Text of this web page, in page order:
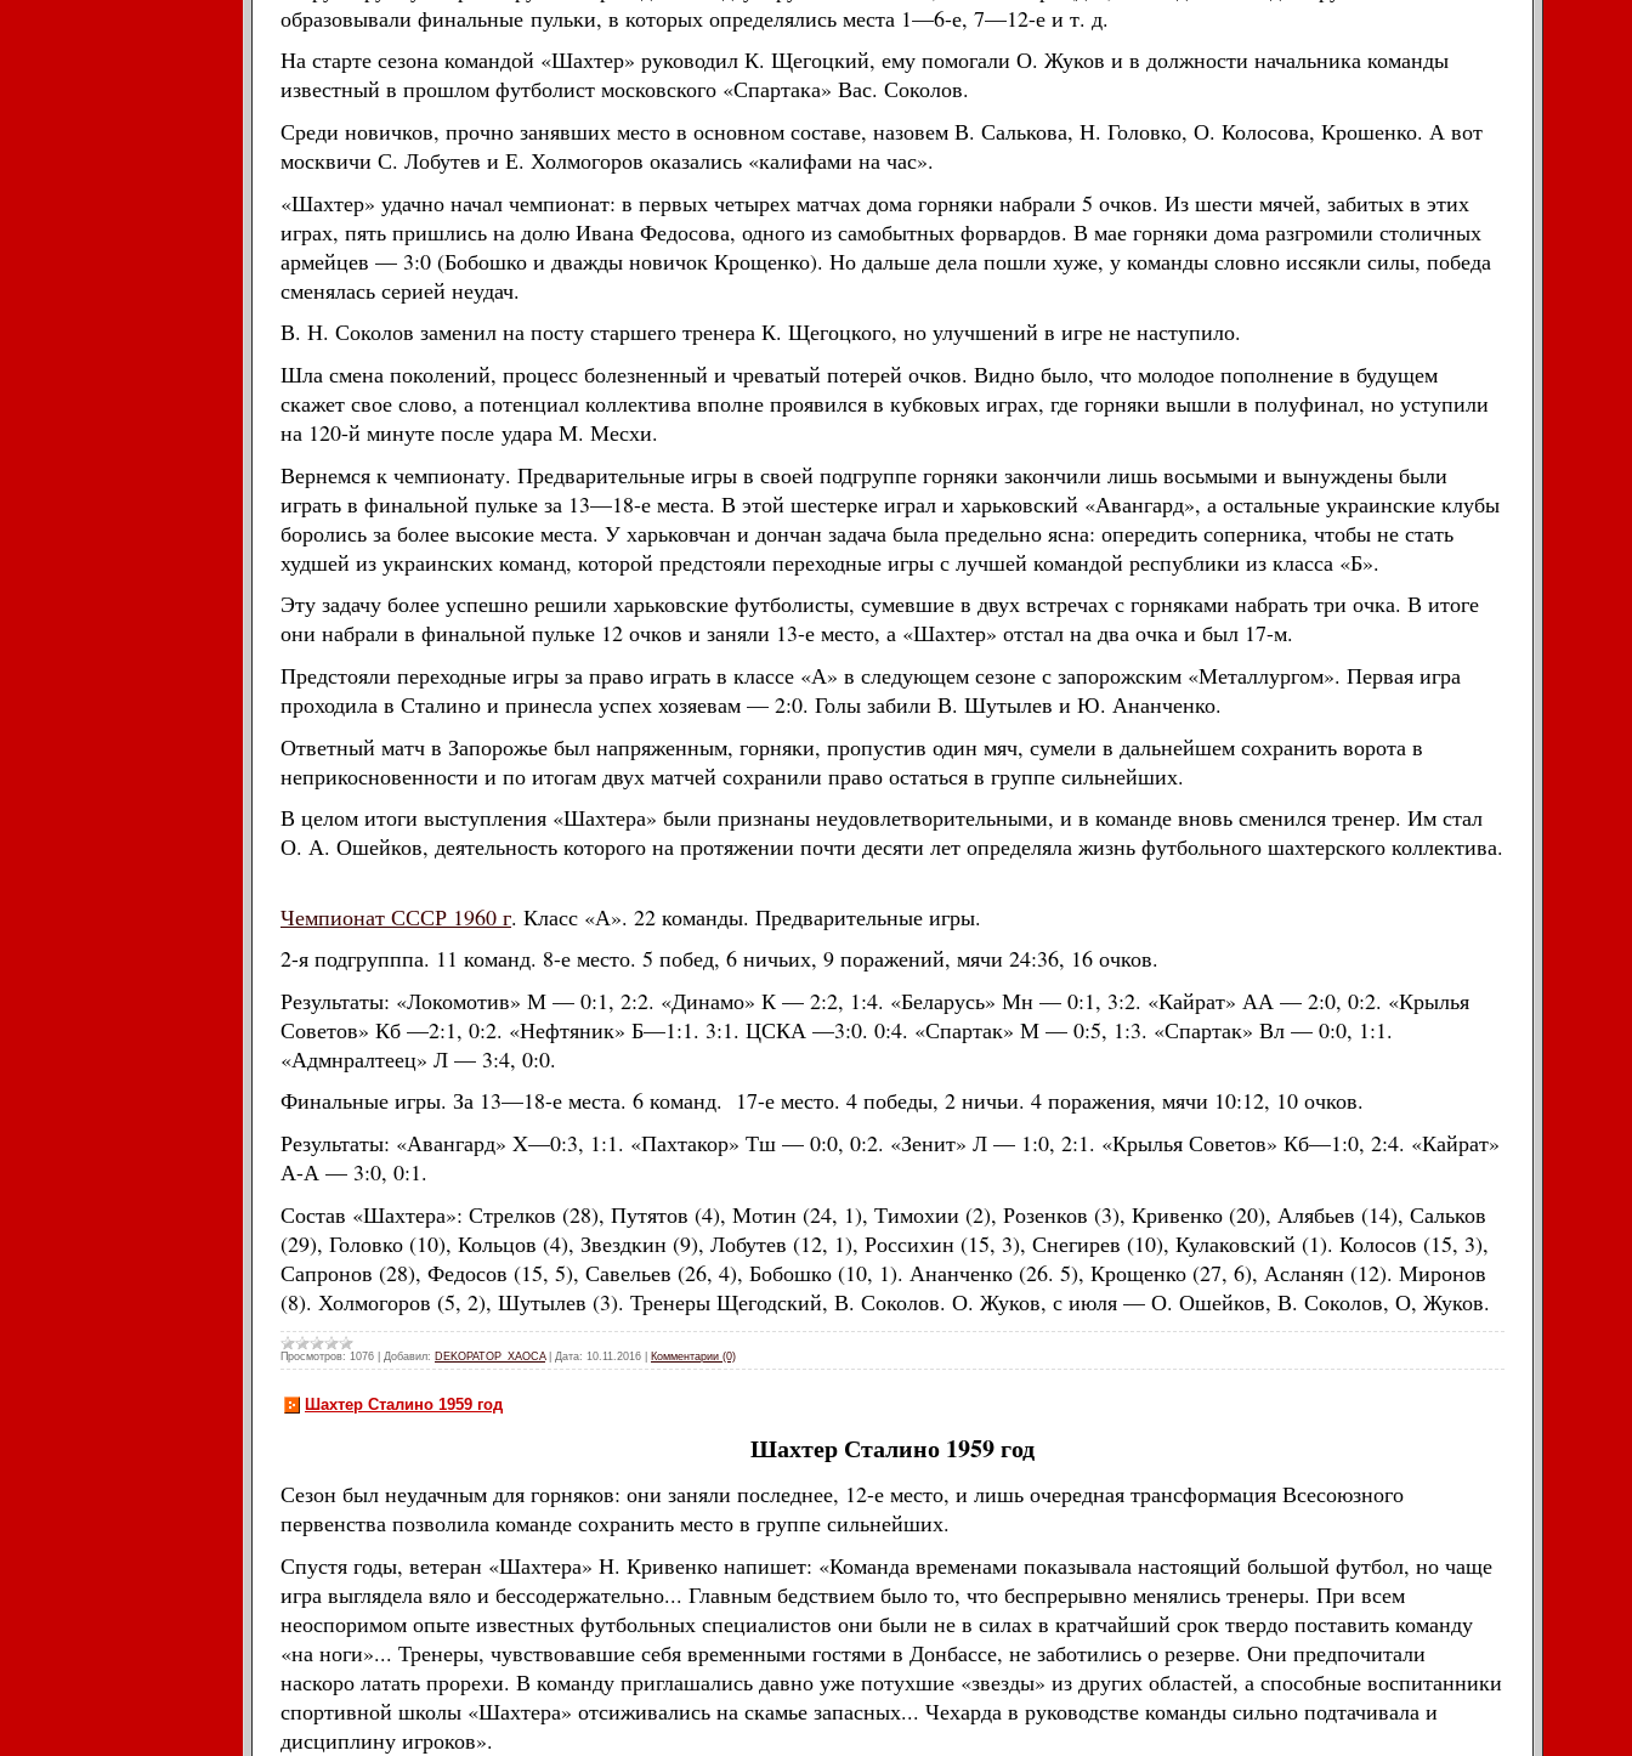
образовывали финальные пульки, в которых определялись места 1—6-е, 7—12-е и т. д.
На старте сезона командой «Шахтер» руководил К. Щегоцкий, ему помогали О. Жуков и в должности начальника команды
известный в прошлом футболист московского «Спартака» Вас. Соколов.
Среди новичков, прочно занявших место в основном составе, назовем В. Салькова, Н. Головко, О. Колосова, Крошенко. А вот
москвичи С. Лобутев и Е. Холмогоров оказались «калифами на час».
«Шахтер» удачно начал чемпионат: в первых четырех матчах дома горняки набрали 5 очков. Из шести мячей, забитых в этих
играх, пять пришлись на долю Ивана Федосова, одного из самобытных форвардов. В мае горняки дома разгромили столичных
армейцев — 3:0 (Бобошко и дважды новичок Крощенко). Но дальше дела пошли хуже, у команды словно иссякли силы, победа
сменялась серией неудач.
В. Н. Соколов заменил на посту старшего тренера К. Щегоцкого, но улучшений в игре не наступило.
Шла смена поколений, процесс болезненный и чреватый потерей очков. Видно было, что молодое пополнение в будущем
скажет свое слово, а потенциал коллектива вполне проявился в кубковых играх, где горняки вышли в полуфинал, но уступили
на 120-й минуте после удара М. Месхи.
Вернемся к чемпионату. Предварительные игры в своей подгруппе горняки закончили лишь восьмыми и вынуждены были
играть в финальной пульке за 13—18-е места. В этой шестерке играл и харьковский «Авангард», а остальные украинские клубы
боролись за более высокие места. У харьковчан и дончан задача была предельно ясна: опередить соперника, чтобы не стать
худшей из украинских команд, которой предстояли переходные игры с лучшей командой республики из класса «Б».
Эту задачу более успешно решили харьковские футболисты, сумевшие в двух встречах с горняками набрать три очка. В итоге
они набрали в финальной пульке 12 очков и заняли 13-е место, а «Шахтер» отстал на два очка и был 17-м.
Предстояли переходные игры за право играть в классе «А» в следующем сезоне с запорожским «Металлургом». Первая игра
проходила в Сталино и принесла успех хозяевам — 2:0. Голы забили В. Шутылев и Ю. Ананченко.
Ответный матч в Запорожье был напряженным, горняки, пропустив один мяч, сумели в дальнейшем сохранить ворота в
неприкосновенности и по итогам двух матчей сохранили право остаться в группе сильнейших.
В целом итоги выступления «Шахтера» были признаны неудовлетворительными, и в команде вновь сменился тренер. Им стал
О. А. Ошейков, деятельность которого на протяжении почти десяти лет определяла жизнь футбольного шахтерского коллектива.
Чемпионат СССР 1960 г. Класс «А». 22 команды. Предварительные игры.
2-я подгрупппа. 11 команд. 8-е место. 5 побед, 6 ничьих, 9 поражений, мячи 24:36, 16 очков.
Результаты: «Локомотив» М — 0:1, 2:2. «Динамо» К — 2:2, 1:4. «Беларусь» Мн — 0:1, 3:2. «Кайрат» АА — 2:0, 0:2. «Крылья
Советов» Кб —2:1, 0:2. «Нефтяник» Б—1:1. 3:1. ЦСКА —3:0. 0:4. «Спартак» М — 0:5, 1:3. «Спартак» Вл — 0:0, 1:1.
«Адмнралтеец» Л — 3:4, 0:0.
Финальные игры. За 13—18-е места. 6 команд. 17-е место. 4 победы, 2 ничьи. 4 поражения, мячи 10:12, 10 очков.
Результаты: «Авангард» X—0:3, 1:1. «Пахтакор» Тш — 0:0, 0:2. «Зенит» Л — 1:0, 2:1. «Крылья Советов» Кб—1:0, 2:4. «Кайрат»
А-А — 3:0, 0:1.
Состав «Шахтера»: Стрелков (28), Путятов (4), Мотин (24, 1), Тимохии (2), Розенков (3), Кривенко (20), Алябьев (14), Сальков
(29), Головко (10), Кольцов (4), Звездкин (9), Лобутев (12, 1), Россихин (15, 3), Снегирев (10), Кулаковский (1). Колосов (15, 3),
Сапронов (28), Федосов (15, 5), Савельев (26, 4), Бобошко (10, 1). Ананченко (26. 5), Крощенко (27, 6), Асланян (12). Миронов
(8). Холмогоров (5, 2), Шутылев (3). Тренеры Щегодский, В. Соколов. О. Жуков, с июля — О. Ошейков, В. Соколов, О, Жуков.
Просмотров: 1076 Добавил: DEKOPATOP_XAOCA Дата: 10.11.2016 Комментарии (0)
Шахтер Сталино 1959 год
Шахтер Сталино 1959 год
Сезон был неудачным для горняков: они заняли последнее, 12-е место, и лишь очередная трансформация Всесоюзного
первенства позволила команде сохранить место в группе сильнейших.
Спустя годы, ветеран «Шахтера» Н. Кривенко напишет: «Команда временами показывала настоящий большой футбол, но чаще
игра выглядела вяло и бессодержательно... Главным бедствием было то, что беспрерывно менялись тренеры. При всем
неоспоримом опыте известных футбольных специалистов они были не в силах в кратчайший срок твердо поставить команду
«на ноги»... Тренеры, чувствовавшие себя временными гостями в Донбассе, не заботились о резерве. Они предпочитали
наскоро латать прорехи. В команду приглашались давно уже потухшие «звезды» из других областей, а способные воспитанники
спортивной школы «Шахтера» отсиживались на скамье запасных... Чехарда в руководстве команды сильно подтачивала и
дисциплину игроков».